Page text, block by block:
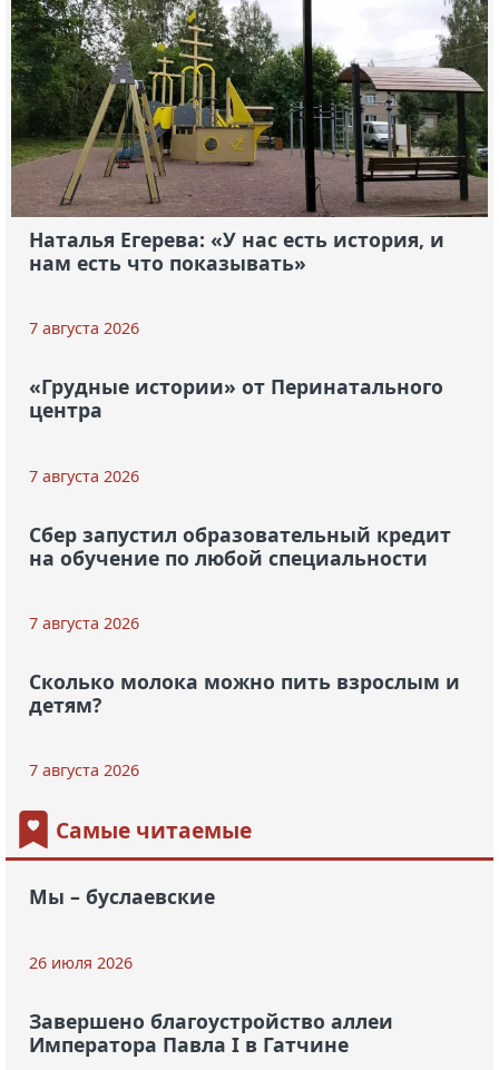
Наталья Егерева: «У нас есть история, и
нам есть что показывать»
7 августа 2026
«Грудные истории» от Перинатального
центра
7 августа 2026
Сбер запустил образовательный кредит
на обучение по любой специальности
7 августа 2026
Сколько молока можно пить взрослым и
детям?
7 августа 2026
Самые читаемые
Мы – буслаевские
26 июля 2026
Завершено благоустройство аллеи
Императора Павла I в Гатчине